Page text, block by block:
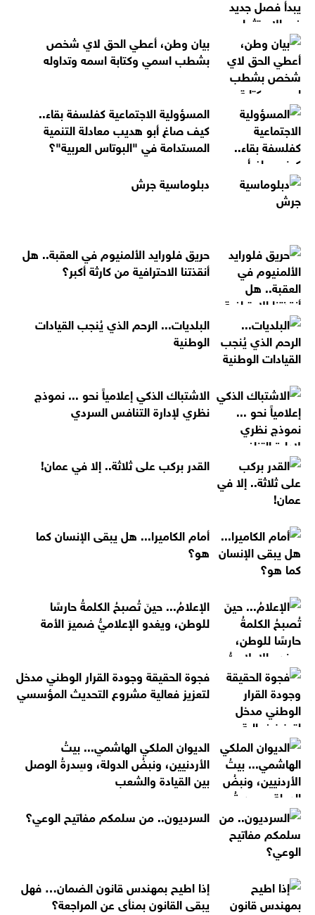
بيان وطن، أعطي الحق لاي شخص
بشطب اسمي وكتابة اسمه وتداوله
المسؤولية الاجتماعية كفلسفة بقاء..
كيف صاغ أبو هديب معادلة التنمية
المستدامة في "البوتاس العربية"؟
دبلوماسية جرش
حريق فلورايد الألمنيوم في العقبة.. هل
أنقذتنا الاحترافية من كارثة أكبر؟
البلديات... الرحم الذي يُنجب القيادات
الوطنية
الاشتباك الذكي إعلامياً نحو ... نموذج
نظري لإدارة التنافس السردي
القدر بركب على ثلاثة.. إلا في عمان!
أمام الكاميرا... هل يبقى الإنسان كما
هو؟
الإعلامُ... حينَ تُصبحُ الكلمةُ حارسًا
للوطن، ويغدو الإعلاميُّ ضميرَ الأمة
فجوة الحقيقة وجودة القرار الوطني مدخل
لتعزيز فعالية مشروع التحديث المؤسسي
الديوان الملكي الهاشمي... بيتُ
الأردنيين، ونبضُ الدولة، وسِدرةُ الوصل
بين القيادة والشعب
السرديون.. من سلمكم مفاتيح الوعي؟
إذا اطيح بمهندس قانون الضمان… فهل
يبقى القانون بمنأى عن المراجعة؟